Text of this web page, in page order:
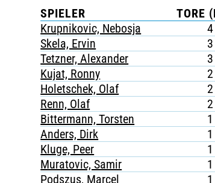
SPIELER TORE
Krupnikovic, Nebosja
Skela, Ervin
Tetzner, Alexander
Kujat, Ronny
Holetschek, Olaf
Renn, Olaf
Bittermann, Torsten
Anders, Dirk
Kluge, Peer
Muratovic, Samir
Podszus, Marcel